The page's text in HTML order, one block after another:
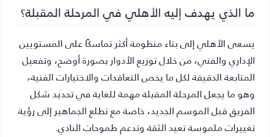
ما الذي يهدف إليه الأهلي في المرحلة المقبلة؟
يسعى الأهلي إلى بناء منظومة أكثر تماسكًا على المستويين
الإداري والفني، من خلال توزيع الأدوار بصورة أوضح، وتفعيل
المتابعة الدقيقة لكل ما يخص التعاقدات والاختيارات الفنية،
وهو ما يجعل المرحلة المقبلة مهمة للغاية في تحديد شكل
الفريق قبل الموسم الجديد، خاصة مع تطلع الجماهير إلى رؤية
تغييرات ملموسة تعيد الثقة وتدعم طموحات النادي.